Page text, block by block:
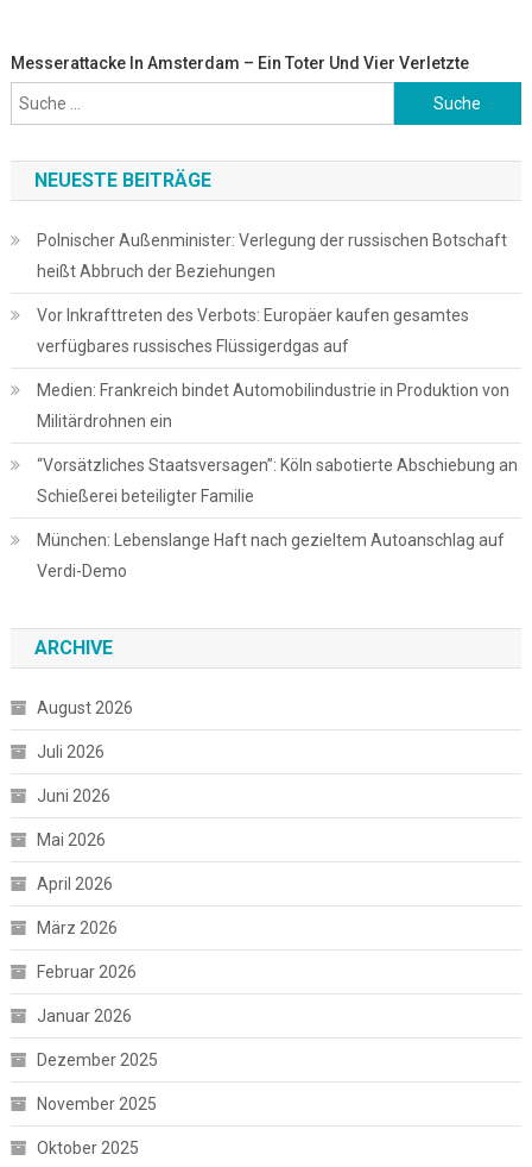
Messerattacke In Amsterdam – Ein Toter Und Vier Verletzte
Suche
nach:
NEUESTE BEITRÄGE
Polnischer Außenminister: Verlegung der russischen Botschaft
heißt Abbruch der Beziehungen
Vor Inkrafttreten des Verbots: Europäer kaufen gesamtes
verfügbares russisches Flüssigerdgas auf
Medien: Frankreich bindet Automobilindustrie in Produktion von
Militärdrohnen ein
“Vorsätzliches Staatsversagen”: Köln sabotierte Abschiebung an
Schießerei beteiligter Familie
München: Lebens­lange Haft nach gezieltem Autoanschlag auf
Verdi-Demo
ARCHIVE
August 2026
Juli 2026
Juni 2026
Mai 2026
April 2026
März 2026
Februar 2026
Januar 2026
Dezember 2025
November 2025
Oktober 2025